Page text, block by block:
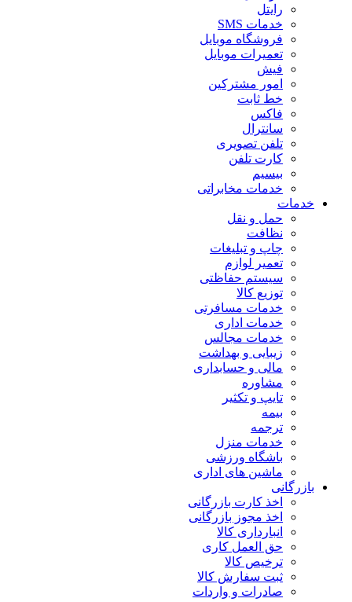
رایتل
خدمات SMS
فروشگاه موبایل
تعمیرات موبایل
فیش
امور مشترکین
خط ثابت
فاکس
سانترال
تلفن تصویری
کارت تلفن
بیسیم
خدمات مخابراتی
خدمات
حمل و نقل
نظافت
چاپ و تبلیغات
تعمیر لوازم
سیستم حفاظتی
توزیع کالا
خدمات مسافرتی
خدمات اداری
خدمات مجالس
زیبایی و بهداشت
مالی و حسابداری
مشاوره
تایپ و تکثیر
بیمه
ترجمه
خدمات منزل
باشگاه ورزشی
ماشین های اداری
بازرگانی
اخذ کارت بازرگانی
اخذ مجوز بازرگانی
انبارداری کالا
حق العمل کاری
ترخیص کالا
ثبت سفارش کالا
صادرات و واردات